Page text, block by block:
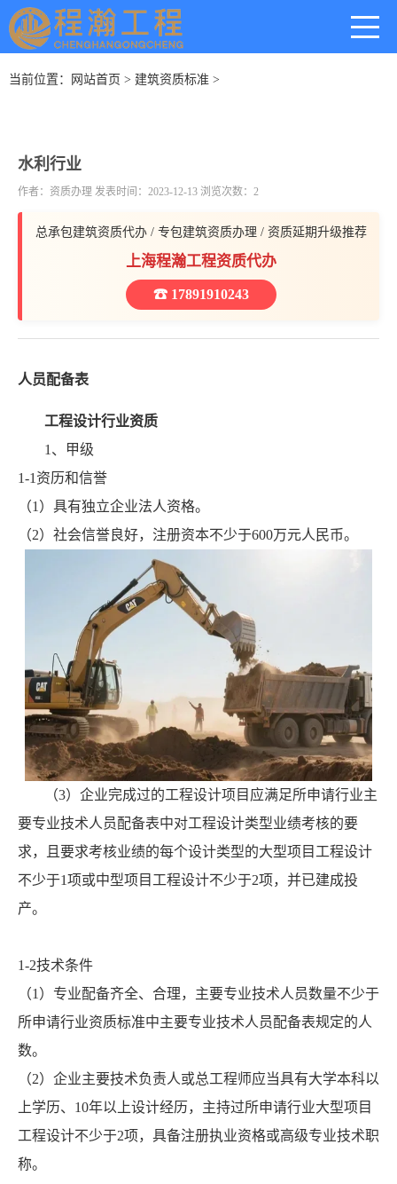
当前位置： 网站首页 > 建筑资质标准 >
水利行业
作者：资质办理 发表时间：2023-12-13 浏览次数：2
总承包建筑资质代办 / 专包建筑资质办理 / 资质延期升级推荐
上海程瀚工程资质代办
☎ 17891910243
人员配备表
工程设计行业资质
1、甲级
1-1资历和信誉
（1）具有独立企业法人资格。
（2）社会信誉良好，注册资本不少于600万元人民币。
（3）企业完成过的工程设计项目应满足所申请行业主
要专业技术人员配备表中对工程设计类型业绩考核的要
求，且要求考核业绩的每个设计类型的大型项目工程设计
不少于1项或中型项目工程设计不少于2项，并已建成投
产。
1-2技术条件
（1）专业配备齐全、合理，主要专业技术人员数量不少于
所申请行业资质标准中主要专业技术人员配备表规定的人
数。
（2）企业主要技术负责人或总工程师应当具有大学本科以
上学历、10年以上设计经历，主持过所申请行业大型项目
工程设计不少于2项，具备注册执业资格或高级专业技术职
称。